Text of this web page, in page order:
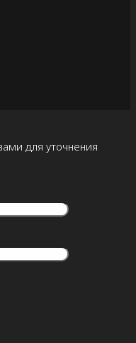
для уточнения